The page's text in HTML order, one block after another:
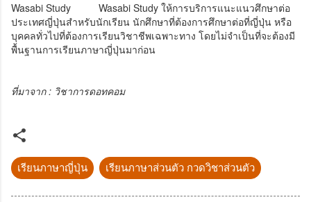
Wasabi Study
Wasabi Study ให้การบริการแนะแนวศึกษาต่อ
ประเทศญี่ปุ่นสำหรับนักเรียน นักศึกษาที่ต้องการศึกษาต่อที่ญี่ปุ่น หรือ
บุคคลทั่วไปที่ต้องการเรียนวิชาชีพเฉพาะทาง โดยไม่จำเป็นที่จะต้องมี
พื้นฐานการเรียนภาษาญี่ปุ่นมาก่อน
ที่มาจาก : วิชาการดอทคอม
เรียนภาษาญี่ปุ่น เรียนภาษาส่วนตัว กวดวิชาส่วนตัว